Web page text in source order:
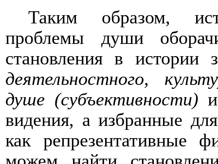
Таким образом,
проблемы души
становления в истории
деятельностного,
душе (субъективности)
видения, а избранные
как репрезентативные